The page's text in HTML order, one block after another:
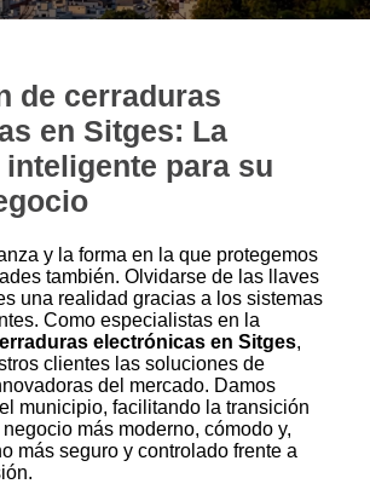
de cerraduras
en Sitges: La
para su
y la forma en la que protegemos
también. Olvidarse de las llaves
una realidad gracias a los sistemas
Como especialistas en la
electrónicas en Sitges,
clientes las soluciones de
del mercado. Damos
municipio, facilitando la transición
más moderno, cómodo y,
más seguro y controlado frente a